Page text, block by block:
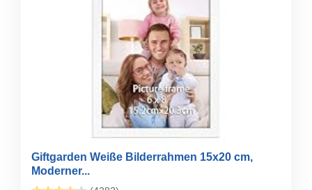
Giftgarden Weiße Bilderrahmen 15x20 cm,
Moderner...